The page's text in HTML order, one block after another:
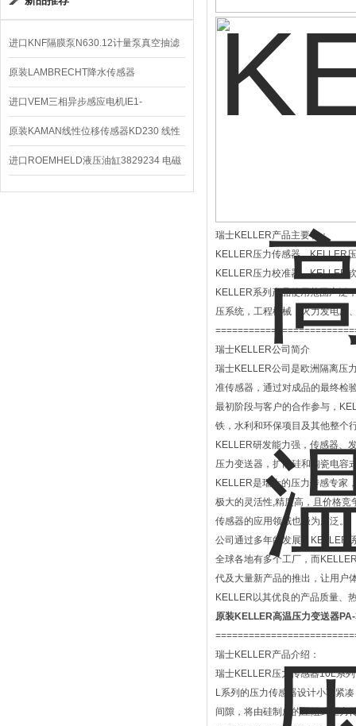
进口KNF隔膜泵N630.12计量泵真空抽滤
泵价格
原装LAMBRECHT降水传感器
00.14575.20气象仪
进口VEM三相异步感应电机IE1-
K21R80G4马达
原装KAMAN线性位移传感器KD230 线性
编码器
进口ROEMHELD液压油缸3829234 电磁
阀定位器
瑞士KELLER产品主要有：
KELLER压力传感器、KELLER
KELLER压力校准器、KELLER
KELLER系列产品使用范围广泛
压系统，工程机械，火力发电厂
瑞士KELLER公司简介
瑞士KELLER公司是欧洲隔离压
准传感器，通过对成品的最终检
最初阶段与客户的合作参与，
铁，水利和环保项目及其他整个
KELLER研发能力强，传感器、
压力变送器，扩散硅和陶瓷电容
KELLER是瑞士的压力传感专家
极大的灵活性,精度高，且价格
传感器的应用领域也极为广泛。
公司通过多年的发展，KELLER
全球各地有多个工厂，而
代及大量新产品的推出，让用户
KELLER以其优良的产品质量、
原装KELLER高温压力变送器
瑞士KELLER产品介绍：
瑞士KELLER压力传感器10L系列
L系列的压力传感器设计小巧紧
间隙，将由硅制成的压阻式压力